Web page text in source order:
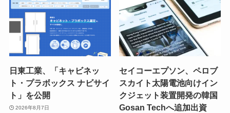
日東工業、「キャビネッ
ト・プラボックス ナビサイ
ト」を公開
2026年8月7日
セイコーエプソン、ペロブ
スカイト太陽電池向けイン
クジェット装置開発の韓国
Gosan Techへ追加出資